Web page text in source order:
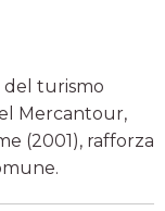
del turismo
Mercantour,
(2001), rafforza